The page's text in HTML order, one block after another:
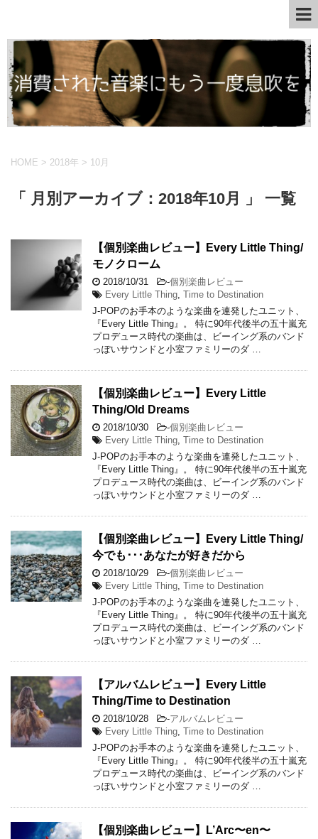
HOME > 2018年 > 10月
「 月別アーカイブ：2018年10月 」 一覧
【個別楽曲レビュー】Every Little Thing/
モノクローム
2018/10/31 -個別楽曲レビュー
Every Little Thing, Time to Destination
J-POPのお手本のような楽曲を連発したユニット、
『Every Little Thing』。 特に90年代後半の五十嵐充
プロデュース時代の楽曲は、ビーイング系のバンド
っぽいサウンドと小室ファミリーのダ …
【個別楽曲レビュー】Every Little
Thing/Old Dreams
2018/10/30 -個別楽曲レビュー
Every Little Thing, Time to Destination
J-POPのお手本のような楽曲を連発したユニット、
『Every Little Thing』。 特に90年代後半の五十嵐充
プロデュース時代の楽曲は、ビーイング系のバンド
っぽいサウンドと小室ファミリーのダ …
【個別楽曲レビュー】Every Little Thing/
今でも･･･あなたが好きだから
2018/10/29 -個別楽曲レビュー
Every Little Thing, Time to Destination
J-POPのお手本のような楽曲を連発したユニット、
『Every Little Thing』。 特に90年代後半の五十嵐充
プロデュース時代の楽曲は、ビーイング系のバンド
っぽいサウンドと小室ファミリーのダ …
【アルバムレビュー】Every Little
Thing/Time to Destination
2018/10/28 -アルバムレビュー
Every Little Thing, Time to Destination
J-POPのお手本のような楽曲を連発したユニット、
『Every Little Thing』。 特に90年代後半の五十嵐充
プロデュース時代の楽曲は、ビーイング系のバンド
っぽいサウンドと小室ファミリーのダ …
【個別楽曲レビュー】L’Arc〜en〜